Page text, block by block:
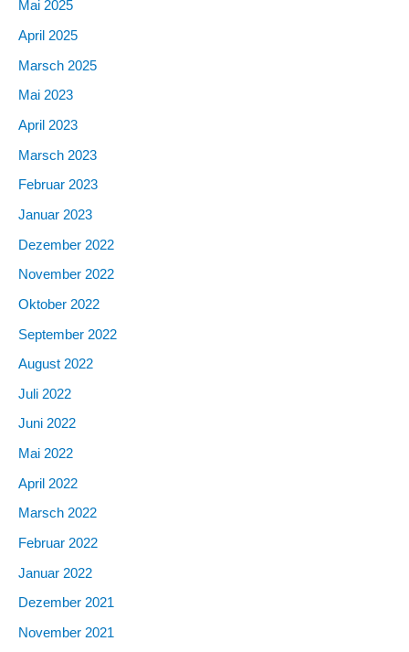
Mai 2025
April 2025
Marsch 2025
Mai 2023
April 2023
Marsch 2023
Februar 2023
Januar 2023
Dezember 2022
November 2022
Oktober 2022
September 2022
August 2022
Juli 2022
Juni 2022
Mai 2022
April 2022
Marsch 2022
Februar 2022
Januar 2022
Dezember 2021
November 2021